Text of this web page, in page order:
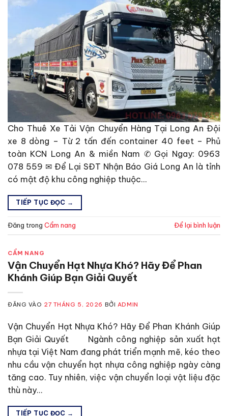
Cho Thuê Xe Tải Vận Chuyển Hàng Tại Long An Đội
xe 8 dòng – Từ 2 tấn đến container 40 feet – Phủ
toàn KCN Long An & miền Nam ✆ Gọi Ngay: 0963
078 559 ✉ Để Lại SĐT Nhận Báo Giá Long An là tỉnh
có mật độ khu công nghiệp thuộc…
TIẾP TỤC ĐỌC →
Đăng trong Cẩm nang Để lại bình luận
CẨM NANG
Vận Chuyển Hạt Nhựa Khó? Hãy Để Phan
Khánh Giúp Bạn Giải Quyết
ĐĂNG VÀO 27 THÁNG 5, 2026 BỞI ADMIN
Vận Chuyển Hạt Nhựa Khó? Hãy Để Phan Khánh Giúp
Bạn Giải Quyết Ngành công nghiệp sản xuất hạt
nhựa tại Việt Nam đang phát triển mạnh mẽ, kéo theo
nhu cầu vận chuyển hạt nhựa công nghiệp ngày càng
tăng cao. Tuy nhiên, việc vận chuyển loại vật liệu đặc
thù này…
TIẾP TỤC ĐỌC →